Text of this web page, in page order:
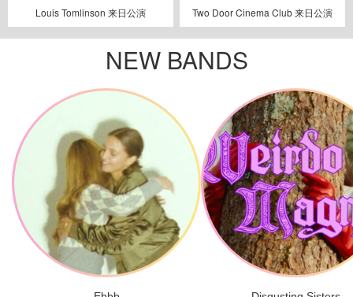
Louis Tomlinson 来日公演 Two Door Cinema Club 来日公演
NEW BANDS